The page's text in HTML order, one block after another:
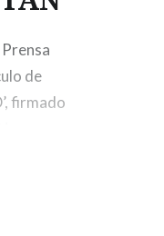
de
firmado